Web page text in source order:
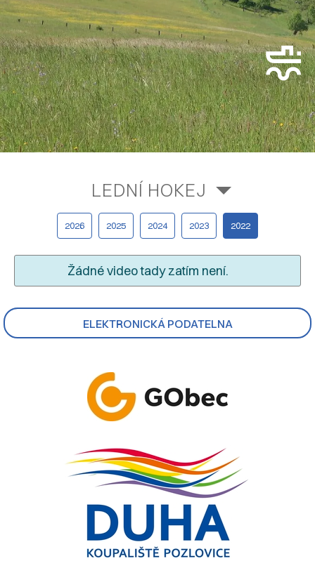
ELEKTRONICKÁ PODATELNA
LEDNÍ HOKEJ
2026 2025 2024 2023 2022
Žádné video tady zatím není.